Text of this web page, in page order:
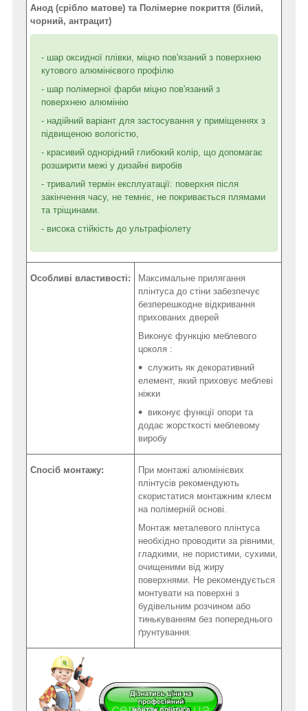
Анод (срібло матове) та Полімерне покриття (білий,
чорний, антрацит)
- шар оксидної плівки, міцно пов'язаний з поверхнею
кутового алюмінієвого профілю
- шар полімерної фарби міцно пов'язаний з
поверхнею алюмінію
- надійний варіант для застосування у приміщеннях з
підвищеною вологістю,
- красивий однорідний глибокий колір, що допомагає
розширити межі у дизайні виробів
- тривалий термін експлуатації: поверхня після
закінчення часу, не темніє, не покривається плямами
та тріщинами.
- висока стійкість до ультрафіолету
Особливі властивості:
Максимальне прилягання
плінтуса до стіни забезпечує
безперешкодне відкривання
прихованих дверей
Виконує функцію меблевого
цоколя :
служить як декоративний
елемент, який приховує меблеві
ніжки
виконує функції опори та
додає жорсткості меблевому
виробу
Спосіб монтажу:
При монтажі алюмінієвих
плінтусів рекомендують
скористатися монтажним клеєм
на полімерній основі.
Монтаж металевого плінтуса
необхідно проводити за рівними,
гладкими, не пористими, сухими,
очищеними від жиру
поверхнями. Не рекомендується
монтувати на поверхні з
будівельним розчином або
тинькуванням без попереднього
ґрунтування.